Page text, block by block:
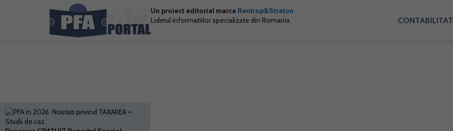
Un proiect editorial marca Rentrop&Straton
Liderul informatiilor specializate din Romania